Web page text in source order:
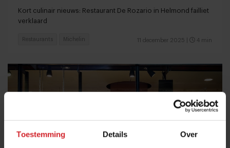
Toestemming Details Over
Kort culinair nieuws: Restaurant De Rozario in Helmond failliet
verklaard
11 december 2025 4 min
Restaurants Michelin